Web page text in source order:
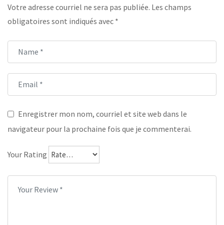
Votre adresse courriel ne sera pas publiée. Les champs
obligatoires sont indiqués avec *
Enregistrer mon nom, courriel et site web dans le
navigateur pour la prochaine fois que je commenterai.
Your Rating